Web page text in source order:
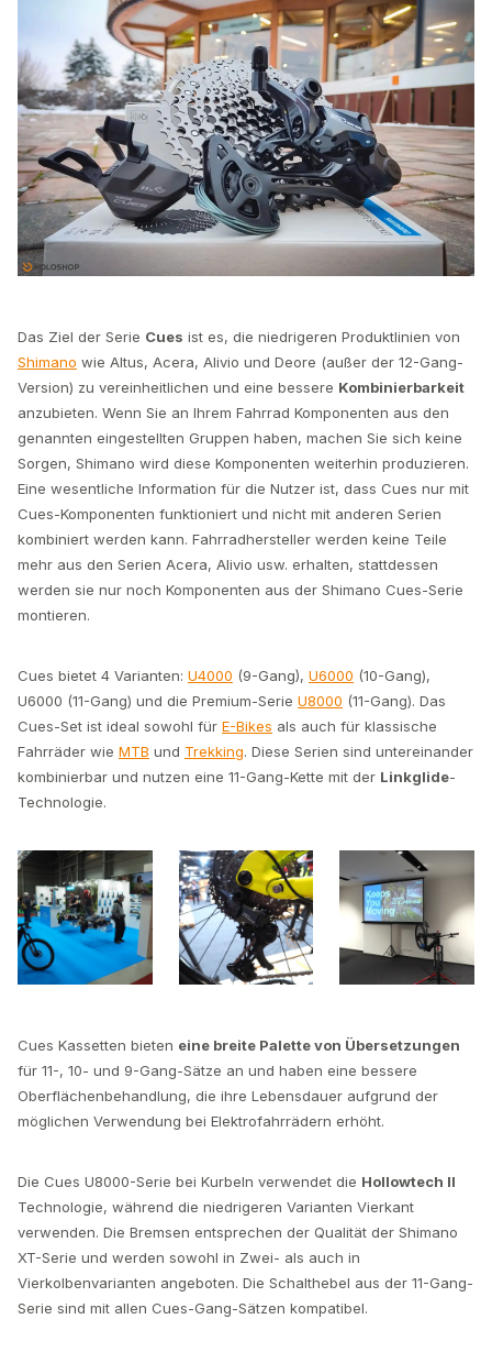
Das Ziel der Serie Cues ist es, die niedrigeren Produktlinien von
Shimano wie Altus, Acera, Alivio und Deore (außer der 12-Gang-
Version) zu vereinheitlichen und eine bessere Kombinierbarkeit
anzubieten. Wenn Sie an Ihrem Fahrrad Komponenten aus den
genannten eingestellten Gruppen haben, machen Sie sich keine
Sorgen, Shimano wird diese Komponenten weiterhin produzieren.
Eine wesentliche Information für die Nutzer ist, dass Cues nur mit
Cues-Komponenten funktioniert und nicht mit anderen Serien
kombiniert werden kann. Fahrradhersteller werden keine Teile
mehr aus den Serien Acera, Alivio usw. erhalten, stattdessen
werden sie nur noch Komponenten aus der Shimano Cues-Serie
montieren.
Cues bietet 4 Varianten: U4000 (9-Gang), U6000 (10-Gang),
U6000 (11-Gang) und die Premium-Serie U8000 (11-Gang). Das
Cues-Set ist ideal sowohl für E-Bikes als auch für klassische
Fahrräder wie MTB und Trekking. Diese Serien sind untereinander
kombinierbar und nutzen eine 11-Gang-Kette mit der Linkglide-
Technologie.
Cues Kassetten bieten eine breite Palette von Übersetzungen
für 11-, 10- und 9-Gang-Sätze an und haben eine bessere
Oberflächenbehandlung, die ihre Lebensdauer aufgrund der
möglichen Verwendung bei Elektrofahrrädern erhöht.
Die Cues U8000-Serie bei Kurbeln verwendet die Hollowtech II
Technologie, während die niedrigeren Varianten Vierkant
verwenden. Die Bremsen entsprechen der Qualität der Shimano
XT-Serie und werden sowohl in Zwei- als auch in
Vierkolbenvarianten angeboten. Die Schalthebel aus der 11-Gang-
Serie sind mit allen Cues-Gang-Sätzen kompatibel.